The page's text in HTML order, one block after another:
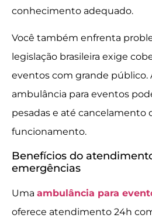
conhecimento adequado.
Você também enfrenta
legislação brasileira exige
eventos com grande público.
ambulância para eventos
pesadas e até cancelamento
funcionamento.
Benefícios do
emergências
Uma ambulância para
oferece atendimento 24h